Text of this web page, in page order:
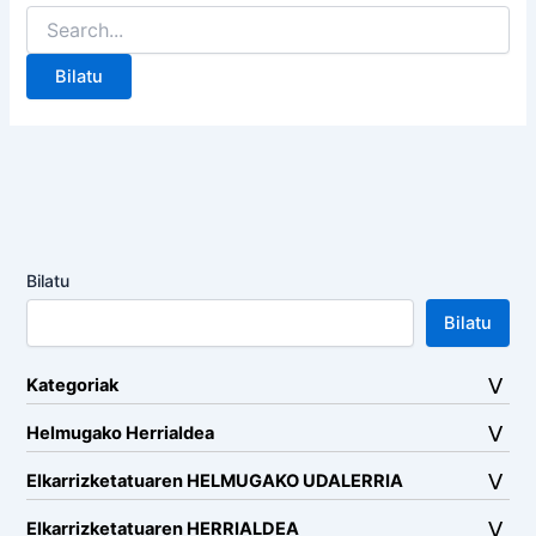
Search
for:
Bilatu
Bilatu
Kategoriak
Helmugako Herrialdea
Elkarrizketatuaren HELMUGAKO UDALERRIA
Elkarrizketatuaren HERRIALDEA